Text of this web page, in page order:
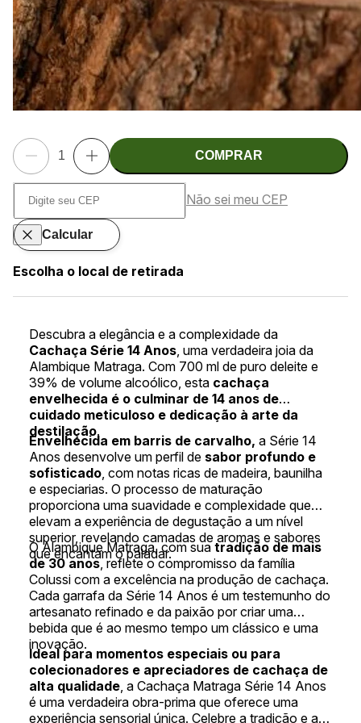
COMPRAR
Calcular
Não sei meu CEP
Escolha o local de retirada
Descubra a elegância e a complexidade da
Cachaça Série 14 Anos, uma verdadeira joia da
Alambique Matraga. Com 700 ml de puro deleite e
39% de volume alcoólico, esta cachaça
envelhecida é o culminar de 14 anos de
cuidado meticuloso e dedicação à arte da
destilação.
Envelhecida em barris de carvalho, a Série 14
Anos desenvolve um perfil de sabor profundo e
sofisticado, com notas ricas de madeira, baunilha
e especiarias. O processo de maturação
proporciona uma suavidade e complexidade que
elevam a experiência de degustação a um nível
superior, revelando camadas de aromas e sabores
que encantam o paladar.
O Alambique Matraga, com suatradição de mais
de 30 anos, reflete o compromisso da família
Colussi com a excelência na produção de cachaça.
Cada garrafa da Série 14 Anos é um testemunho do
artesanato refinado e da paixão por criar uma
bebida que é ao mesmo tempo um clássico e uma
inovação.
Ideal para momentos especiais ou para
colecionadores e apreciadores de cachaça de
alta qualidade, a Cachaça Matraga Série 14 Anos
é uma verdadeira obra-prima que oferece uma
experiência sensorial única. Celebre a tradição e a